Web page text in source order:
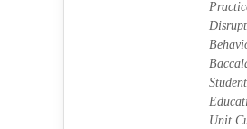
Unit